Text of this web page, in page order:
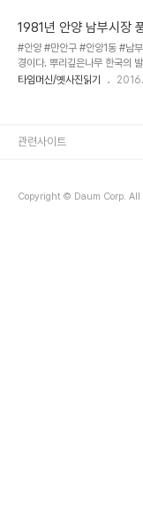
공존했는데 새벽이면 지방에서
섰을정도로 호황이었다. 평촌
들어서고 도매상 법인들이 옮
뒤로 보이는 산은 망해암과 비
경 망해암이 있는 비봉산이며,
1981년 안양 남부시장
#안양 #만안구 #안양1동 #남
경이다. 뿌리깊은나무 한국의
양우체국 앞 육교 옆 골목(장내
동 농수산물시장 다음으로 장사
타임머신/옛사진읽기
Copyright © Daum Corp. All
관련사이트